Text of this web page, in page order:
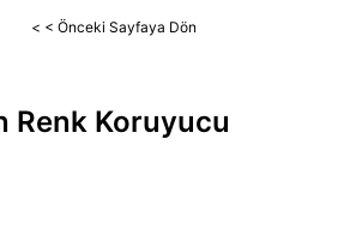
< < Önceki Sayfaya Dön
Renk Koruyucu